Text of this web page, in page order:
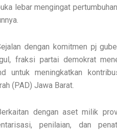
lebar mengingat
dengan komitmen pj
fraksi partai demokrat
untuk meningkatkan
(PAD) Jawa Barat.
dengan aset milik
penilaian, dan